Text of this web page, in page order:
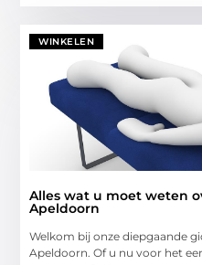
WINKELEN
Alles wat u moet weten
Apeldoorn
Welkom bij onze diepgaande
Apeldoorn. Of u nu voor het